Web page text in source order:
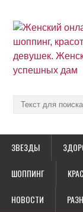
ЗВЕЗДЫ
ШОППИНГ
НОВОСТИ